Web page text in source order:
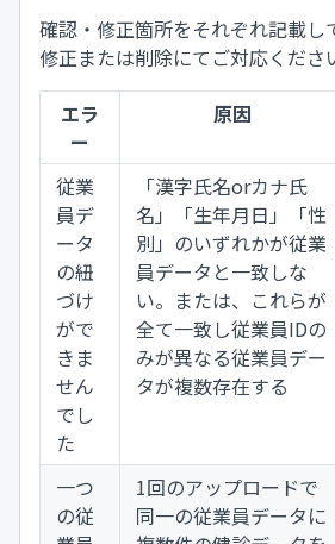
確認・修正箇所をそれぞれ記載し
修正または削除にてご対応くださ
エラ
ー
原因
従業
員デ
ータ
の紐
づけ
がで
きま
せん
でし
た
「漢字氏名orカナ氏
名」「生年月日」「性
別」のいずれかが従業
員データと一致しな
い。または、これらが
全て一致し従業員IDの
みが異なる従業員デー
タが複数存在する
一つ
の従
1回のアップロードで
同一の従業員データに